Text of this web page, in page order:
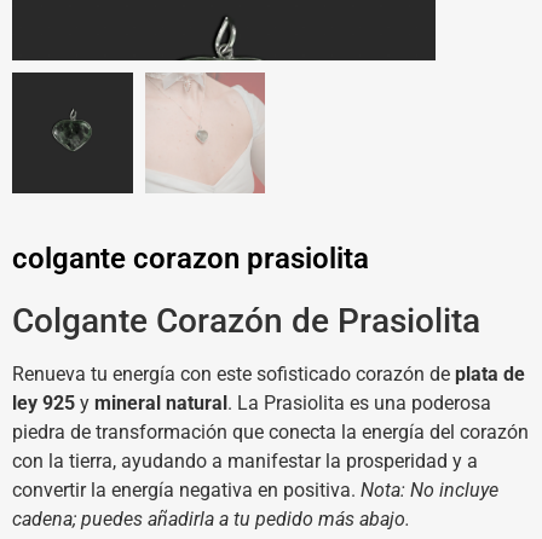
colgante corazon prasiolita
Colgante Corazón de Prasiolita
Renueva tu energía con este sofisticado corazón de plata de
ley 925 y mineral natural. La Prasiolita es una poderosa
piedra de transformación que conecta la energía del corazón
con la tierra, ayudando a manifestar la prosperidad y a
convertir la energía negativa en positiva. Nota: No incluye
cadena; puedes añadirla a tu pedido más abajo.